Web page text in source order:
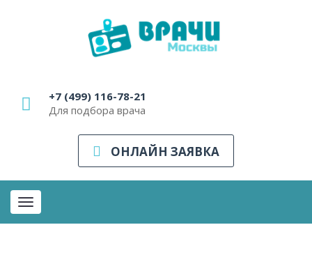
+7 (499) 116-78-21
Для подбора врача
ОНЛАЙН ЗАЯВКА
Toggle
navigation